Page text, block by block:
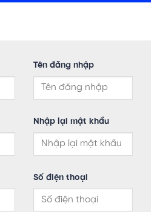
Tên đăng nhập
Nhập lại mật khẩu
Số điện thoại